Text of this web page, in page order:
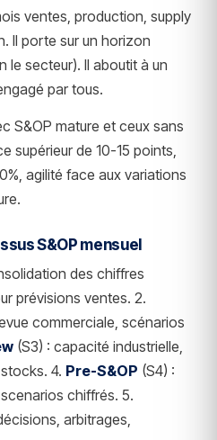
ventes, production, supply
Il porte sur un horizon
le secteur). Il aboutit à un
par tous.
S&OP mature et ceux sans
supérieur de 10-15 points,
agilité face aux variations
S&OP mensuel
des chiffres
prévisions ventes. 2.
commerciale, scénarios
(S3) : capacité industrielle,
4. Pre-S&OP (S4) :
chiffrés. 5.
arbitrages,